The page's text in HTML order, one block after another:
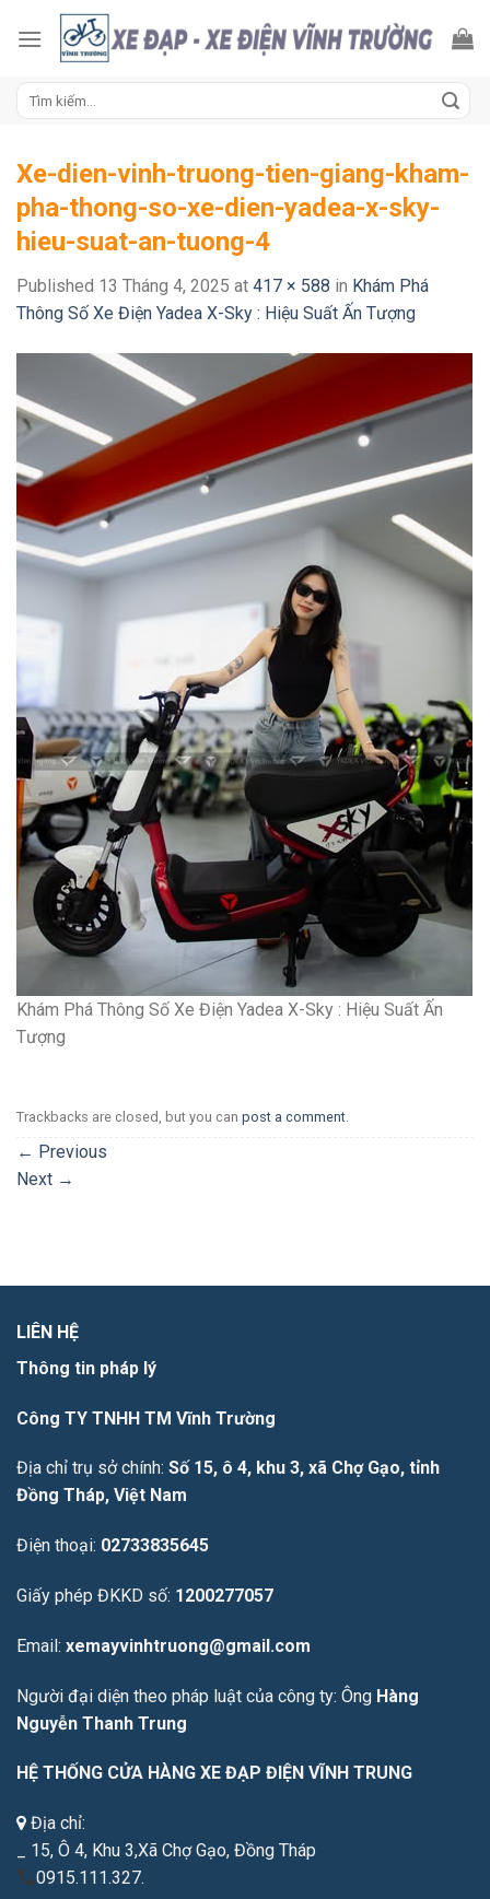
Xe-dien-vinh-truong-tien-giang-kham-
pha-thong-so-xe-dien-yadea-x-sky-
hieu-suat-an-tuong-4
Published 13 Tháng 4, 2025 at 417 × 588 in Khám Phá
Thông Số Xe Điện Yadea X-Sky : Hiệu Suất Ấn Tượng
Khám Phá Thông Số Xe Điện Yadea X-Sky : Hiệu Suất Ấn
Tượng
Trackbacks are closed, but you can post a comment.
← Previous
Next →
LIÊN HỆ
Thông tin pháp lý
Công TY TNHH TM Vĩnh Trường
Địa chỉ trụ sở chính: Số 15, ô 4, khu 3, xã Chợ Gạo, tỉnh
Đồng Tháp, Việt Nam
Điện thoại: 02733835645
Giấy phép ĐKKD số: 1200277057
Email: xemayvinhtruong@gmail.com
Người đại diện theo pháp luật của công ty: Ông Hàng
Nguyễn Thanh Trung
HỆ THỐNG CỬA HÀNG XE ĐẠP ĐIỆN VĨNH TRUNG
Địa chỉ:
_ 15, Ô 4, Khu 3,Xã Chợ Gạo, Đồng Tháp
0915.111.327.